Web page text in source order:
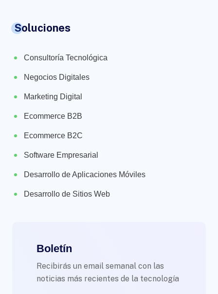
Soluciones
Consultoría Tecnológica
Negocios Digitales
Marketing Digital
Ecommerce B2B
Ecommerce B2C
Software Empresarial
Desarrollo de Aplicaciones Móviles
Desarrollo de Sitios Web
Boletín
Recibirás un email semanal con las
noticias más recientes de la tecnología